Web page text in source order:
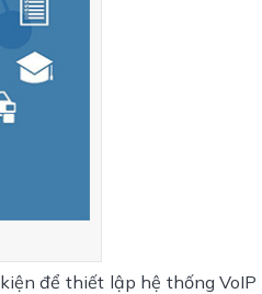
để thiết lập hệ thống VoIP